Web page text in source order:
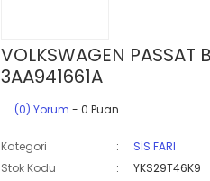
VOLKSWAGEN PASSAT
3AA941661A
(0) Yorum - 0 Puan
Kategori
SİS FARI
Stok Kodu
YKS29T46K9